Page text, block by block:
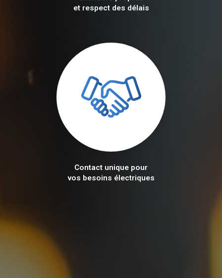
et respect des délais
Contact unique pour
vos besoins électriques